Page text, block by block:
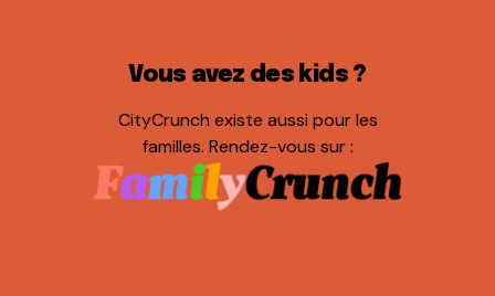
Vous avez des kids ?
CityCrunch existe aussi pour les
familles. Rendez-vous sur :